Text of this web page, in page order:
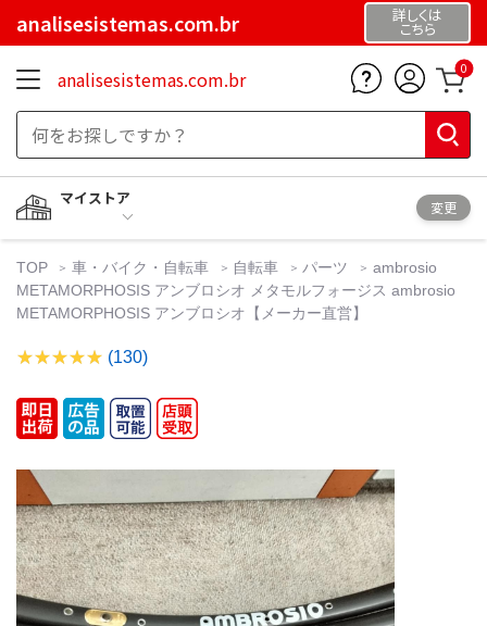
analisesistemas.com.br 詳しくは
こちら
analisesistemas.com.br 0
マイストア
変更
TOP 車・バイク・自転車 自転車 パーツ
ambrosio
METAMORPHOSIS アンブロシオ メタモルフォージス ambrosio
METAMORPHOSIS アンブロシオ【メーカー直営】
(130)